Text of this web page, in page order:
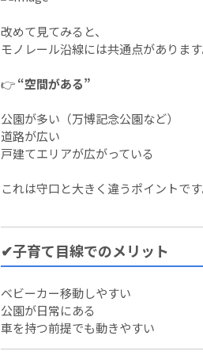
改めて見てみると、
モノレール沿線には共通点がありま
👉“空間がある”
公園が多い（万博記念公園など）
道路が広い
戸建てエリアが広がっている
これは守口と大きく違うポイントで
✔子育て目線でのメリット
ベビーカー移動しやすい
公園が日常にある
車を持つ前提でも動きやすい